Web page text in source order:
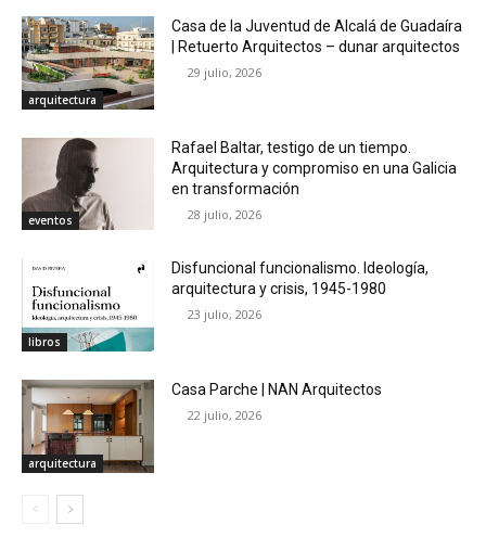
arquitectura
Casa de la Juventud de Alcalá de Guadaíra
| Retuerto Arquitectos – dunar arquitectos
29 julio, 2026
eventos
Rafael Baltar, testigo de un tiempo.
Arquitectura y compromiso en una Galicia
en transformación
28 julio, 2026
libros
Disfuncional funcionalismo. Ideología,
arquitectura y crisis, 1945-1980
23 julio, 2026
arquitectura
Casa Parche | NAN Arquitectos
22 julio, 2026